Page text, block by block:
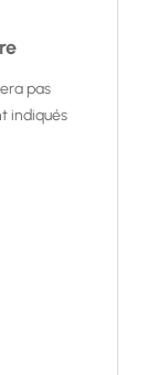
pas
indiqués